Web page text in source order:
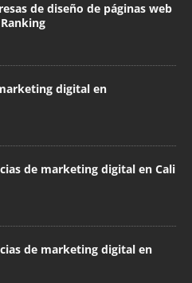
de diseño de páginas web
digital en
de marketing digital en Cali
de marketing digital en